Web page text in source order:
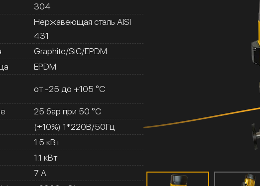
304
Нержавеющая сталь AISI
431
Graphite/SiC/EPDM
EPDM
от -25 до +105 °C
25 бар при 50 °C
(±10%) 1*220В/50Гц
1.5 кВт
1.1 кВт
7 A